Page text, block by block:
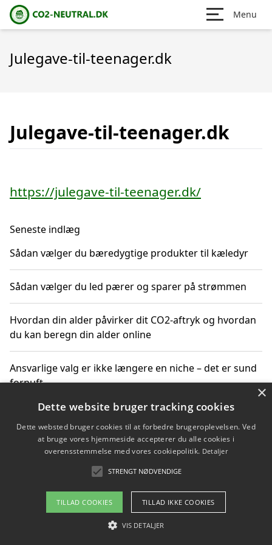
Menu
Julegave-til-teenager.dk
Julegave-til-teenager.dk
https://julegave-til-teenager.dk/
Seneste indlæg
Sådan vælger du bæredygtige produkter til kæledyr
Sådan vælger du led pærer og sparer på strømmen
Hvordan din alder påvirker dit CO2-aftryk og hvordan
du kan beregn din alder online
Ansvarlige valg er ikke længere en niche – det er sund
fornuft
Sådan kan du handle bæredygtigt og bestil med
faktura
Om / kontakt
Blog Betingelser
×
Dette website bruger tracking cookies
Dette websted bruger cookies til at forbedre brugeroplevelsen. Ved
at bruge vores hjemmeside accepterer du alle cookies i
overensstemmelse med vores cookiepolitik. Detaljer
STRENGT NØDVENDIGE
TILLAD COOKIES TILLAD IKKE COOKIES
VIS DETALJER